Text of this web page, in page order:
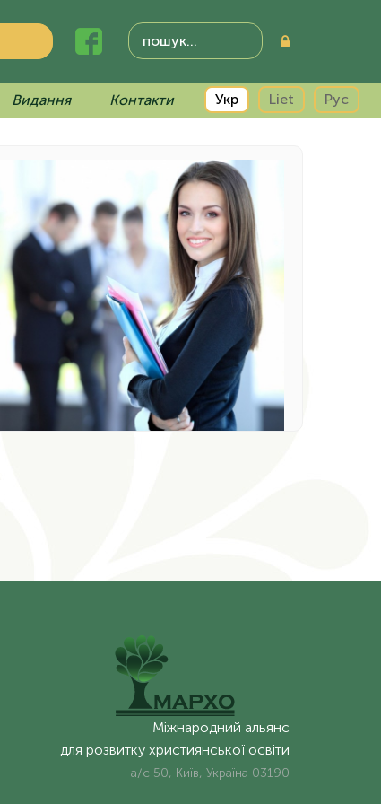
Видання Контакти Укр Liet Рус
Міжнародний альянс
для розвитку християнської освіти
а/с 50, Київ, Україна 03190